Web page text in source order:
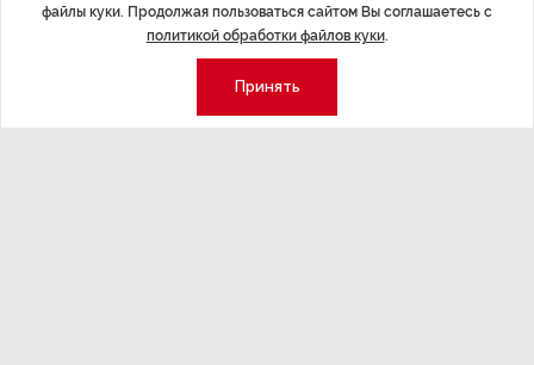
файлы куки. Продолжая пользоваться сайтом Вы соглашаетесь с
политикой обработки файлов куки.
Принять